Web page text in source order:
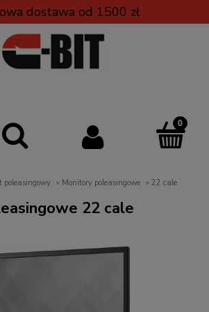
dostawa od 1500 zł
poleasingowy » Monitory poleasingowe » 22 cale
22 cale